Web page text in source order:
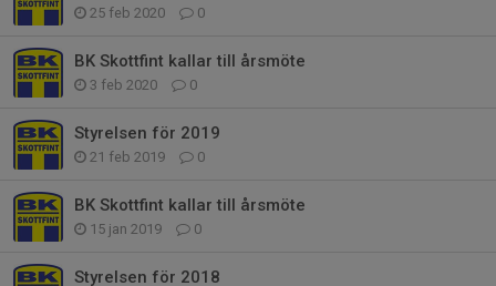
25 feb 2020 0
BK Skottfint kallar till årsmöte
3 feb 2020 0
Styrelsen för 2019
21 feb 2019 0
BK Skottfint kallar till årsmöte
15 jan 2019 0
Styrelsen för 2018